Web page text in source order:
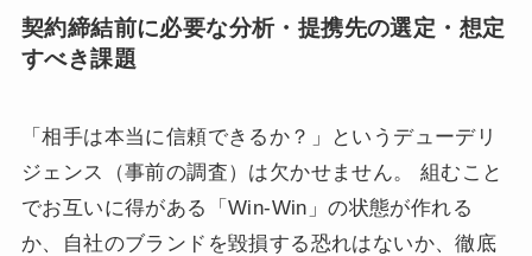
契約締結前に必要な分析・提携先の選定・想定
すべき課題
「相手は本当に信頼できるか？」というデューデリ
ジェンス（事前の調査）は欠かせません。 組むこと
でお互いに得がある「Win-Win」の状態が作れる
か、自社のブランドを毀損する恐れはないか、徹底